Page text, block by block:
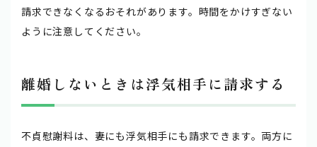
請求できなくなるおそれがあります。時間をかけすぎない
ように注意してください。
離婚しないときは浮気相手に請求する
不貞慰謝料は、妻にも浮気相手にも請求できます。両方に